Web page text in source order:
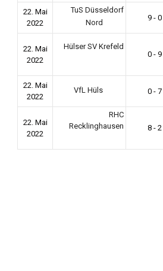
22. Mai
2022
TuS Düsseldorf
Nord
9 - 0
22. Mai
2022
Hülser SV Krefeld
0 - 9
22. Mai
2022
VfL Hüls 0 - 7
22. Mai
2022
RHC
Recklinghausen
8 - 2